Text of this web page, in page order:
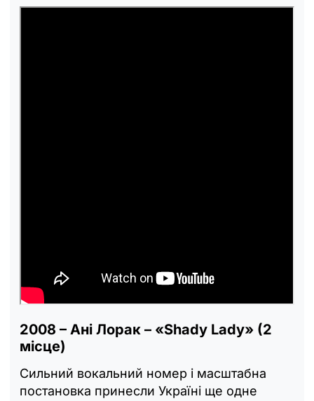
2008 – Ані Лорак – «Shady Lady» (2
місце)
Сильний вокальний номер і масштабна
постановка принесли Україні ще одне